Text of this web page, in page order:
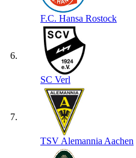
F.C. Hansa Rostock
6.
SC Verl
7.
TSV Alemannia Aachen